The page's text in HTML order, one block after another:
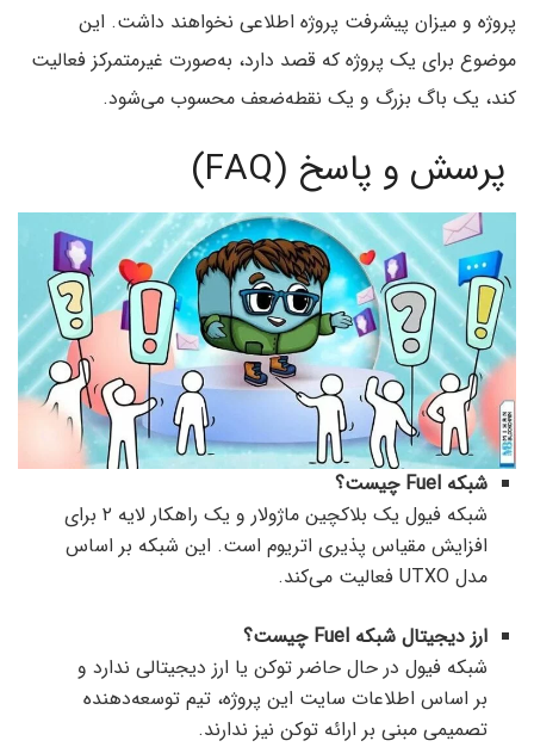
پروژه و میزان پیشرفت پروژه اطلاعی نخواهند داشت. این
موضوع برای یک پروژه که قصد دارد، به‌صورت غیرمتمرکز فعالیت
کند، یک باگ بزرگ و یک نقطه‌ضعف محسوب می‌شود.
پرسش و پاسخ (FAQ)
شبکه Fuel چیست؟
شبکه فیول یک بلاکچین ماژولار و یک راهکار لایه ۲ برای
افزایش مقیاس پذیری اتریوم است. این شبکه بر اساس
مدل UTXO فعالیت می‌کند.
ارز دیجیتال شبکه Fuel چیست؟
شبکه فیول در حال حاضر توکن یا ارز دیجیتالی ندارد و
بر اساس اطلاعات سایت این پروژه، تیم توسعه‌دهنده
تصمیمی مبنی بر ارائه توکن نیز ندارند.